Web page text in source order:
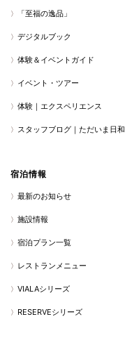
「至福の逸品」
デジタルブック
体験＆イベントガイド
イベント・ツアー
体験｜エクスペリエンス
スタッフブログ｜ただいま日和
宿泊情報
最新のお知らせ
施設情報
宿泊プラン一覧
レストランメニュー
VIALAシリーズ
RESERVEシリーズ